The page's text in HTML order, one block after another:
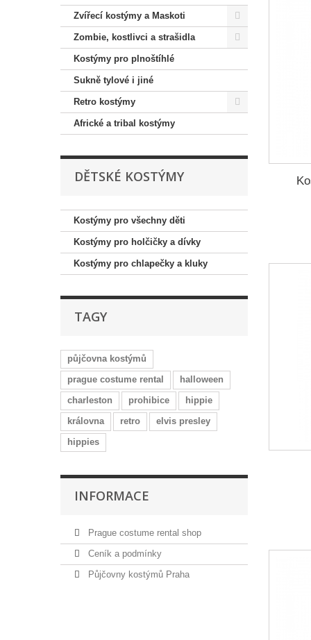
Zvířecí kostýmy a Maskoti
Zombie, kostlivci a strašidla
Kostýmy pro plnoštíhlé
Sukně tylové i jiné
Retro kostýmy
Africké a tribal kostýmy
DĚTSKÉ KOSTÝMY
Kostýmy pro všechny děti
Kostýmy pro holčičky a dívky
Kostýmy pro chlapečky a kluky
TAGY
půjčovna kostýmů
prague costume rental
halloween
charleston
prohibice
hippie
královna
retro
elvis presley
hippies
INFORMACE
Prague costume rental shop
Ceník a podmínky
Půjčovny kostýmů Praha